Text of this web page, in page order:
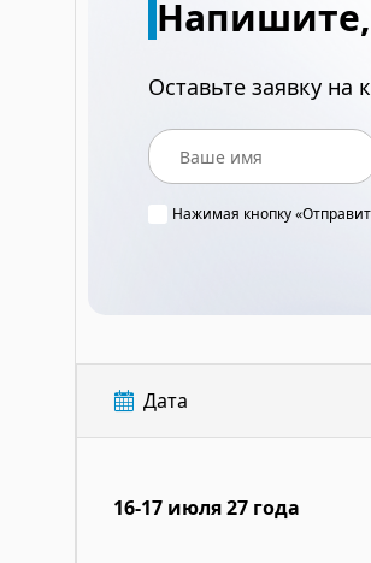
Оставьте заявку
Нажимая кнопку
Дата
16-17 июля 27 года